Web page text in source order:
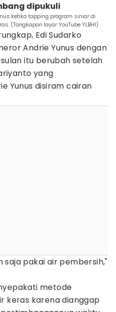
dipukuli
ketika tapping program siniar di
(Tangkapan layar YouTube YLBHI)
Edi Sudarko
Andrie Yunus dengan
itu berubah setelah
yang
Yunus disiram cairan
saja pakai air pembersih,"
metode
keras karena dianggap